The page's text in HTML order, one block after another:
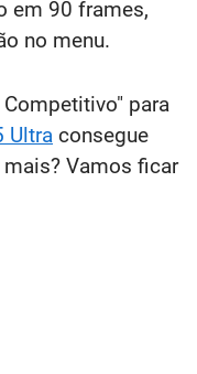
em 90 frames,
no menu.
para
Ultra consegue
Vamos ficar